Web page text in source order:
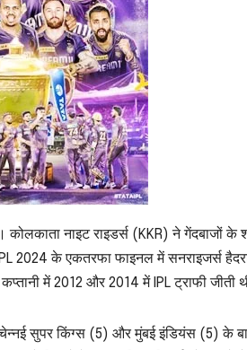
कोलकाता नाइट राइडर्स (KKR) ने गेंदबाजों के
2024 के एकतरफा फाइनल में सनराइजर्स
कप्तानी में 2012 और 2014 में IPL ट्राफी
सुपर किंग्स (5) और मुंबई इंडियंस (5) के